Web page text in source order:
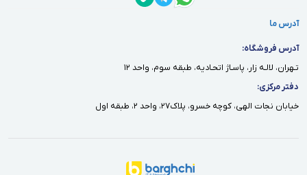
آدرس ما
آدرس فروشگاه:
تـهران، لالـه زار، پاسـاژ اتحـاديه، طبقه سوم، واحد ١٢
دفتر مركزى:
خيابان نجات الهى، كوچه خسرو، پلاك٢٧، واحد ٢، طبقه اول